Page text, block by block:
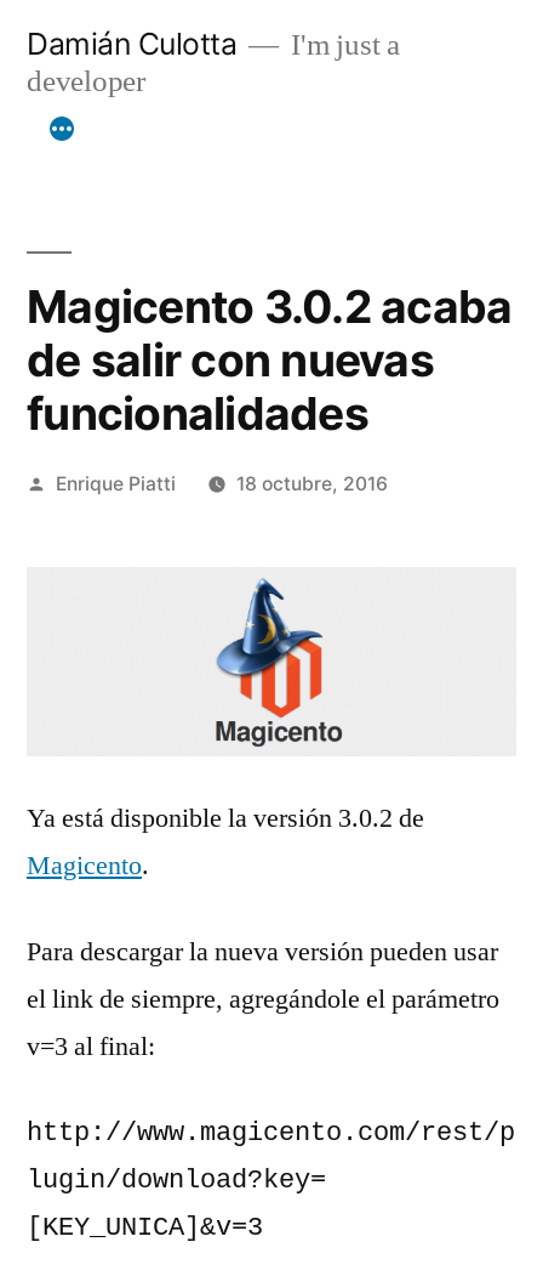
contenido
Damián Culotta
I'm just a
developer
Magicento 3.0.2 acaba
de salir con nuevas
funcionalidades
Publicado
Enrique Piatti 18 octubre, 2016
Ya está disponible la versión 3.0.2 de
Magicento.
Para descargar la nueva versión pueden usar
el link de siempre, agregándole el parámetro
v=3 al final:
http://www.magicento.com/rest/p
lugin/download?key=
[KEY_UNICA]&v=3